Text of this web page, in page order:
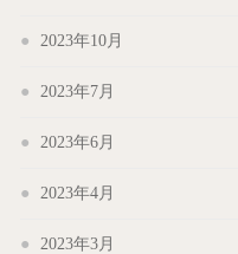
2023年10月
2023年7月
2023年6月
2023年4月
2023年3月